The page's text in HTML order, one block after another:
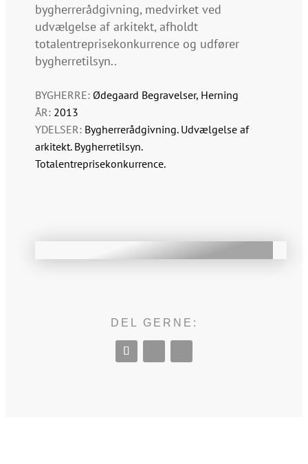
bygherrerådgivning, medvirket ved
udvælgelse af arkitekt, afholdt
totalentreprisekonkurrence og udfører
bygherretilsyn..
BYGHERRE: Ødegaard Begravelser, Herning
ÅR: 2013
YDELSER: Bygherrerådgivning. Udvælgelse af
arkitekt. Bygherretilsyn.
Totalentreprisekonkurrence.
DEL GERNE: